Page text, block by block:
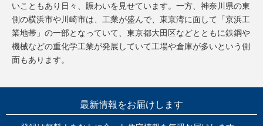
いこともあり日々、賑わいを見せています。一方、神奈川県の東
側の横浜市や川崎市は、工業が盛んで、東京湾に面して「京浜工
業地帯」の一部となっていて、東京都大田区などとともに鉄鋼や
機械などの重化学工業が発展していて工場や倉庫が多いという側
面もあります。
最新情報をお届けします